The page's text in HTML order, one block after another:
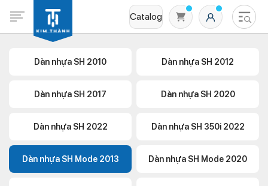
Catalog
Không có sản phẩm nào trong giỏ hàng
Dàn nhựa SH 2010 Dàn nhựa SH 2012
Dàn nhựa SH 2017 Dàn nhựa SH 2020
Dàn nhựa SH 2022 Dàn nhựa SH 350i 2022
Dàn nhựa SH Mode 2013 Dàn nhựa SH Mode 2020